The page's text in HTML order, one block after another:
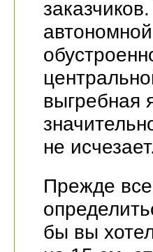
выгребная
не
Прежде
бы вы